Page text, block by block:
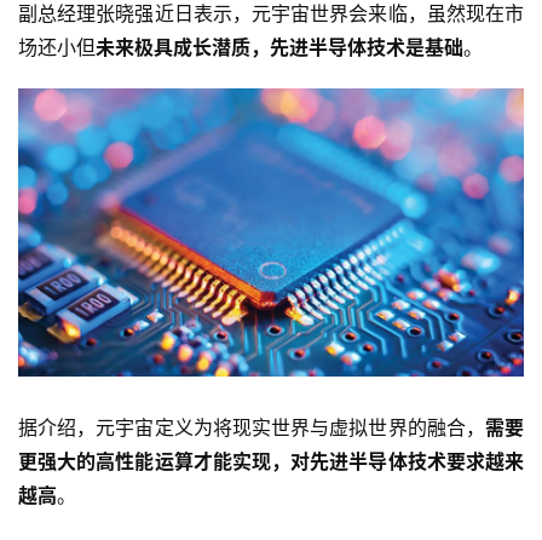
副总经理张晓强近日表示，元宇宙世界会来临，虽然现在市
场还小但未来极具成长潜质，先进半导体技术是基础。
据介绍，元宇宙定义为将现实世界与虚拟世界的融合， 需要
更强大的高性能运算才能实现，对先进半导体技术要求越来
越高。